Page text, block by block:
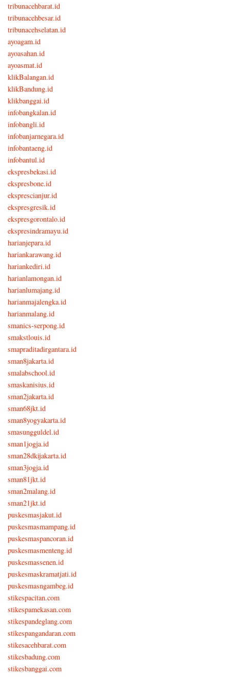
tribunacehbarat.id
tribunacehbesar.id
tribunacehselatan.id
ayoagam.id
ayoasahan.id
ayoasmat.id
klikBalangan.id
klikBandung.id
klikbanggai.id
infobangkalan.id
infobangli.id
infobanjarnegara.id
infobantaeng.id
infobantul.id
ekspresbekasi.id
ekspresbone.id
eksprescianjur.id
ekspresgresik.id
ekspresgorontalo.id
ekspresindramayu.id
harianjepara.id
hariankarawang.id
hariankediri.id
harianlamongan.id
harianlumajang.id
harianmajalengka.id
harianmalang.id
smanics-serpong.id
smakstlouis.id
smapraditadirgantara.id
sman8jakarta.id
smalabschool.id
smaskanisius.id
sman2jakarta.id
sman68jkt.id
sman8yogyakarta.id
smasungguldel.id
sman1jogja.id
sman28dkijakarta.id
sman3jogja.id
sman81jkt.id
sman2malang.id
sman21jkt.id
puskesmasjakut.id
puskesmasmampang.id
puskesmaspancoran.id
puskesmasmenteng.id
puskesmassenen.id
puskesmaskramatjati.id
puskesmasngambeg.id
stikespacitan.com
stikespamekasan.com
stikespandeglang.com
stikespangandaran.com
stikesacehbarat.com
stikesbadung.com
stikesbanggai.com